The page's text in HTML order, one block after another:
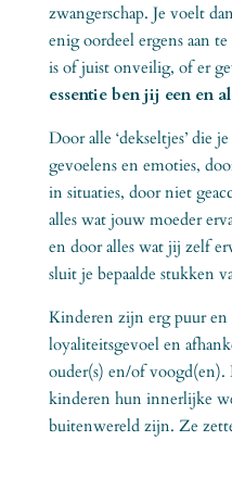
zwangerschap. Je voelt
enig oordeel ergens aan
is of juist onveilig, of er
essentie ben jij een en
Door alle ‘dekseltjes’ die
gevoelens en emoties,
in situaties, door niet
alles wat jouw moeder
en door alles wat jij zelf
sluit je bepaalde stukken
Kinderen zijn erg puur
loyaliteitsgevoel en
ouder(s) en/of
kinderen hun innerlijke
buitenwereld zijn. Ze